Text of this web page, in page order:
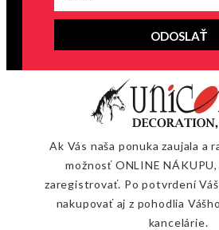
ODOSLAŤ
Ak Vás naša ponuka zaujala a
možnosť ONLINE
zaregistrovať. Po potvrdení
nakupovať aj z pohodlia
kancelárie.